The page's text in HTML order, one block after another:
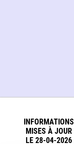
INFORMATIONS
MISES À JOUR
LE 28-04-2026